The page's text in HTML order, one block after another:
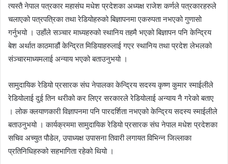
त्यस्तै नेपाल पत्रकार महासंघ मधेश प्रदेशका अध्यक्ष राजेश कर्णले पत्रकारहरुले
चलाएको पत्रपत्रिका तथा रेडियोहरुको बिज्ञापनमा एकरुपता नभएको गुणासो
गर्नुभयो । उहाँले सञ्चार माध्यहरुको स्थानिय तहमै भएको बिज्ञापन पनि केन्द्रिय
बेश अर्थात काठमाडौं केन्द्रित मिडियाहरुलाई गएर स्थानिय तथा प्रदेश लेभलको
संञ्चारमाध्यमलाई अन्याय भएको बताउनुभयो ।
सामुदायिक रेडियो प्रसारक संघ नेपालका केन्द्रिय सदस्य कृष्ण कुमार स्माईलीले
रेडियोलाई दुई तिन थरीको कर लिएर सरकारले रेडियोलाई अन्याय नै गरेको बताए
। लोक क्लयाणकारी विज्ञापनमा पनि पारदर्शिता नभएको केन्द्रिय सदस्य स्माईलीले
बताउनुभयो । कार्यक्रममा सामुदायिक रेडियो प्रसारक संघ नेपाल मधेश प्रदेशका
सचिव अच्युत पौडेल, उपाध्यक्ष उपासना तिवारी लगायत विभिन्न जिल्लाका
प्रतिनिधिहरुको सहभागिता रहेको थियो ।